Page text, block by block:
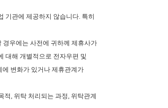
기관에 제공하지 않습니다. 특히
우에는 사전에 귀하께 제휴사가
대해 개별적으로 전자우편 및
에 변화가 있거나 제휴관계가
적, 위탁 처리되는 과정, 위탁관계